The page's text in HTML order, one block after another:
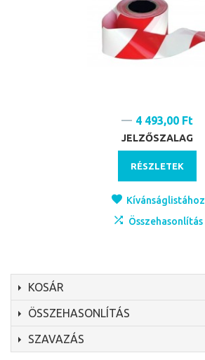
4 493,00 Ft
JELZŐSZALAG
RÉSZLETEK
Kívánságlistához
Összehasonlítás
KOSÁR
ÖSSZEHASONLÍTÁS
SZAVAZÁS